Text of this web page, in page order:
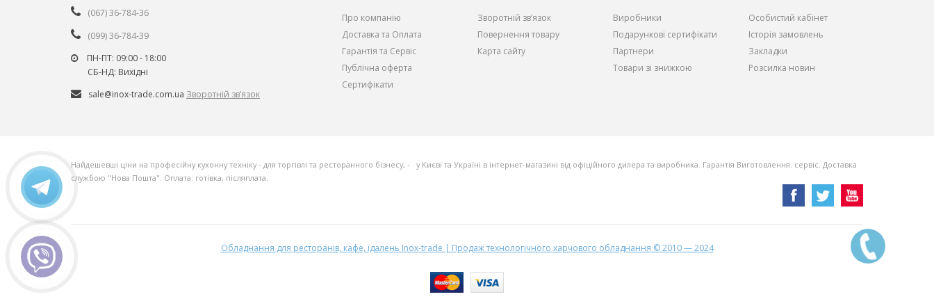
(067) 36-784-36
(099) 36-784-39
ПН-ПТ: 09:00 - 18:00
СБ-НД: Вихiднi
sale@inox-trade.com.ua Зворотній зв’язок
Про компанію
Доставка та Оплата
Гарантія та Сервіс
Публічна оферта
Сертифікати
Зворотній зв’язок
Повернення товару
Карта сайту
Виробники
Подарункові сертифікати
Партнери
Товари зі знижкою
Особистий кабінет
Історія замовлень
Закладки
Розсилка новин
Найдешевші ціни на професійну кухонну техніку - для торгівлі та ресторанного бізнесу, - у Києві та Україні в інтернет-магазині від офіційного дилера та виробника. Гарантія Виготовлення. сервіс. Доставка
службою "Нова Пошта". Оплата: готівка, післяплата.
Обладнання для ресторанів, кафе, їдалень Inox-trade | Продаж технологічного харчового обладнання © 2010 — 2024